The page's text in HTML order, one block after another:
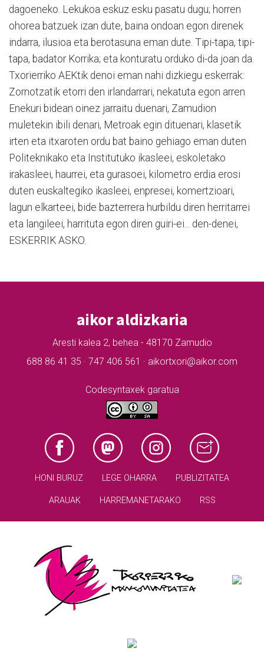
dagoeneko. Lekukoa eskuz esku pasatu dugu; horren
ohorea batzuek izan dute, baina ondoan egon direnek
indarra, ilusioa eta berotasuna eman dute. Tipi-tapa, tipi-
tapa, badator Korrika; eta konturatu orduko di-da joan da.
Txorierriko AEKtik denoi eman nahi dizkiegu eskerrak:
Zornotzatik etorri den irlandarrari, nekatuta egon arren
Enekuri bidean oinez jarraitu duenari, Zamudion
muletekin ibili denari, Metroak egin dituenari, klasetik
irten eta itxaroten ordu bat baino gehiago eman duten
Politeknikako eta Institutuko ikasleei, eskoletako
irakasleei, haurrei, eta gurasoei, kilometro erdia erosi
duten euskaltegiko ikasleei, enpresei, komertzioari,
lagun elkarteei, bide bazterrera hurbildu diren herritarrei
eta langileei, harrituta egon diren guiri-ei... den-denei,
ESKERRIK ASKO.
aikor aldizkaria
Aresti kalea 2, behea - 48170 Zamudio
688 86 41 35 · 747 406 561 · aikortxori@aikor.com
Codesyntaxek garatua
HONI BURUZ LEGE OHARRA PUBLIZITATEA
ARAUAK HARREMANETARAKO RSS